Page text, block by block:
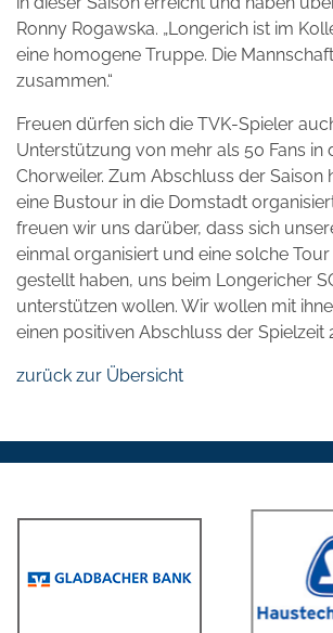
Ronny Rogawska. „Longerich ist im
eine homogene Truppe. Die
zusammen.“
Freuen dürfen sich die TVK-Spieler
Unterstützung von mehr als 50 Fans in
Chorweiler. Zum Abschluss der Saison
eine Bustour in die Domstadt
freuen wir uns darüber, dass sich
einmal organisiert und eine solche
gestellt haben, uns beim Longericher
unterstützen wollen. Wir wollen mit
einen positiven Abschluss der Spielzeit
zurück zur Übersicht